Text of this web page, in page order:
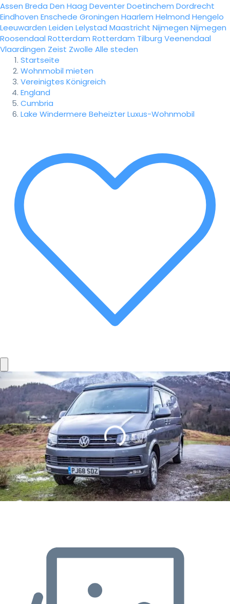
Assen Breda Den Haag DeventerDoetinchem Dordrecht
Eindhoven Enschede Groningen Haarlem Helmond Hengelo
Leeuwarden Leiden Lelystad Maastricht Nijmegen Nijmegen
Roosendaal Rotterdam Rotterdam Tilburg Veenendaal
Vlaardingen Zeist Zwolle Alle steden
Startseite
Wohnmobil mieten
Vereinigtes Königreich
England
Cumbria
Lake Windermere Beheizter Luxus-Wohnmobil